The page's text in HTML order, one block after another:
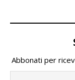
Abbonati per